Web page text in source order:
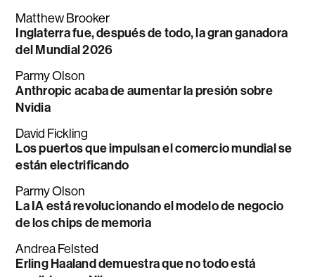
Matthew Brooker
Inglaterra fue, después de todo, la gran ganadora
del Mundial 2026
Parmy Olson
Anthropic acaba de aumentar la presión sobre
Nvidia
David Fickling
Los puertos que impulsan el comercio mundial se
están electrificando
Parmy Olson
La IA está revolucionando el modelo de negocio
de los chips de memoria
Andrea Felsted
Erling Haaland demuestra que no todo está